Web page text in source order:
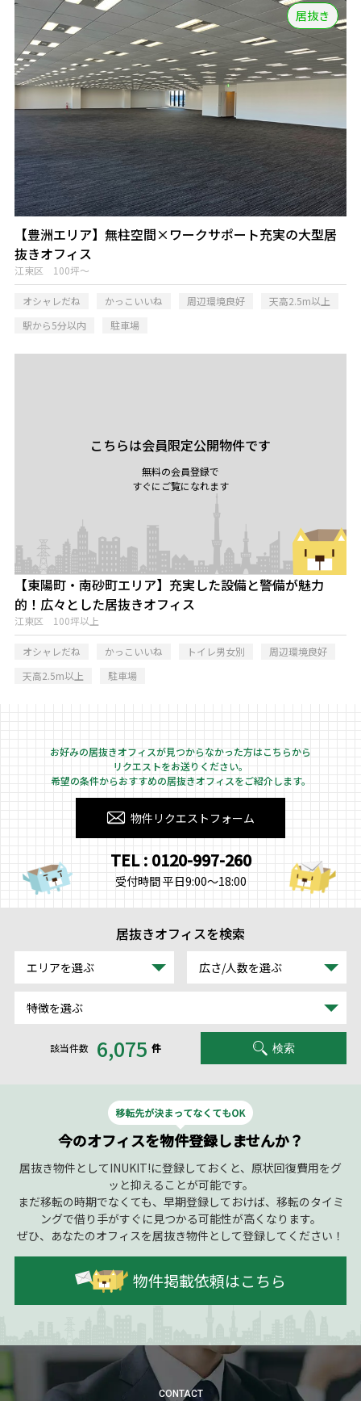
居抜き
【豊洲エリア】無柱空間×ワークサポート充実の大型居
抜きオフィス
江東区 100坪～
オシャレだね かっこいいね 周辺環境良好
天高2.5m以上
駅から5分以内
駐車場
こちらは会員限定公開物件です
無料の会員登録で
すぐにご覧になれます
【東陽町・南砂町エリア】充実した設備と警備が魅力
的！広々とした居抜きオフィス
江東区 100坪以上
オシャレだね かっこいいね トイレ男女別
周辺環境良好
天高2.5m以上
駐車場
お好みの居抜きオフィスが見つからなかった方はこちらから
リクエストをお送りください。
希望の条件からおすすめの居抜きオフィスをご紹介します。
物件リクエストフォーム
TEL : 0120-997-260
受付時間 平日9:00～18:00
居抜きオフィスを検索
エリアを選ぶ 広さ/人数を選ぶ
特徴を選ぶ
該当件数 6,075 件 検索
今のオフィスを物件登録しませんか？
居抜き物件としてINUKIT!に登録しておくと、原状回復費用をグ
ッと抑えることが可能です。
まだ移転の時期でなくても、早期登録しておけば、移転のタイミ
ングで借り手がすぐに見つかる可能性が高くなります。
ぜひ、あなたのオフィスを居抜き物件として登録してください！
物件掲載依頼はこちら
CONTACT